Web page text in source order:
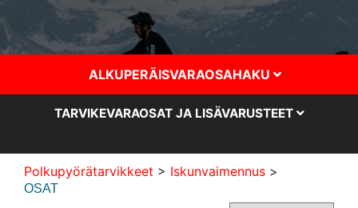
ALKUPERÄISVARAOSAHAKU
TARVIKEVARAOSAT JA LISÄVARUSTEET
Polkupyörätarvikkeet > Iskunvaimennus >
OSAT